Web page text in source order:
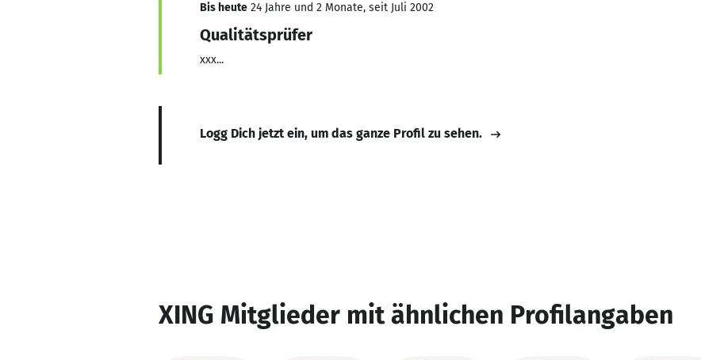
Bis heute 24 Jahre und 2 Monate, seit Juli 2002
Qualitätsprüfer
xxx...
Logg Dich jetzt ein, um das ganze Profil zu sehen.
XING Mitglieder mit ähnlichen Profilangaben